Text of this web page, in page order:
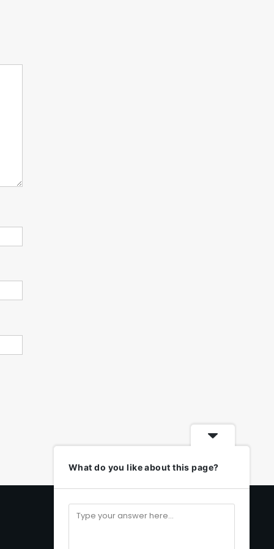
Média Social
What do you like about this page?